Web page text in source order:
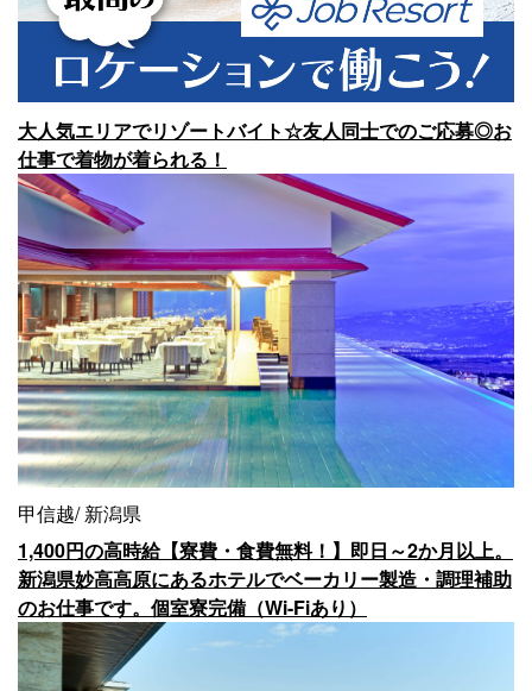
大人気エリアでリゾートバイト☆友人同士でのご応募◎お
仕事で着物が着られる！
甲信越 新潟県
1,400円の高時給【寮費・食費無料！】即日～2か月以上。
新潟県妙高高原にあるホテルでベーカリー製造・調理補助
のお仕事です。個室寮完備（Wi-Fiあり）